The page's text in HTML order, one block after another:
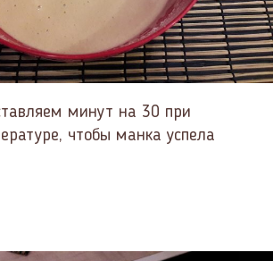
минут на 30 при
чтобы манка успела